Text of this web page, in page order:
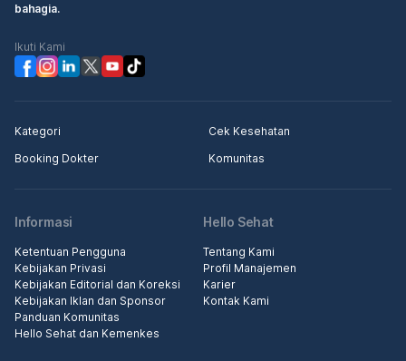
bahagia.
Ikuti Kami
Kategori
Cek Kesehatan
Booking Dokter
Komunitas
Informasi
Ketentuan Pengguna
Kebijakan Privasi
Kebijakan Editorial dan Koreksi
Kebijakan Iklan dan Sponsor
Panduan Komunitas
Hello Sehat dan Kemenkes
Hello Sehat
Tentang Kami
Profil Manajemen
Karier
Kontak Kami